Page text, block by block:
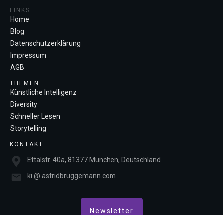
LINKS
Home
Blog
Datenschutzerklärung
Impressum
AGB
THEMEN
Künstliche Intelligenz
Diversity
Schneller Lesen
Storytelling
KONTAKT
Ettalstr. 40a, 81377 München, Deutschland
ki @ astridbruggemann.com
Newsletter